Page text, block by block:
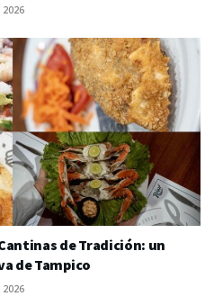
2026
de Tradición: un
de Tampico
2026